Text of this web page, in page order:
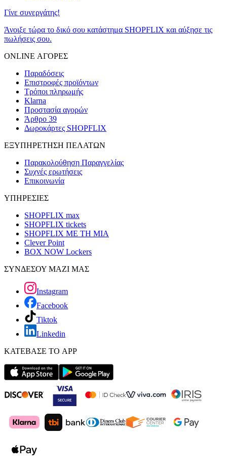
Γίνε συνεργάτης!
Άνοιξε τώρα το δικό σου κατάστημα SHOPFLIX και αύξησε τις
πωλήσεις σου.
ONLINE ΑΓΟΡΕΣ
Παραδόσεις
Επιστροφές προϊόντων
Τρόποι πληρωμής
Klarna
Προστασία αγορών
Άρθρο 39
Δωροκάρτες SHOPFLIX
ΕΞΥΠΗΡΕΤΗΣΗ ΠΕΛΑΤΩΝ
Παρακολούθηση Παραγγελίας
Συχνές ερωτήσεις
Επικοινωνία
ΥΠΗΡΕΣΙΕΣ
SHOPFLIX max
SHOPFLIX tickets
SHOPFLIX ΜΕ ΤΗ ΜΙΑ
Clever Point
BOX NOW Lockers
ΣΥΝΔΕΣΟΥ ΜΑΖΙ ΜΑΣ
Instagram
Facebook
Tiktok
Linkedin
ΚΑΤΕΒΑΣΕ ΤΟ APP